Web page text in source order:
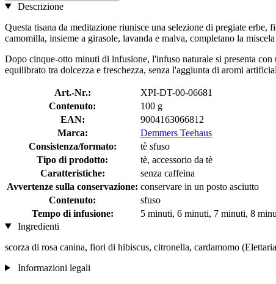
Descrizione
Questa tisana da meditazione riunisce una selezione di pregiate
camomilla, insieme a girasole, lavanda e malva, completano la
Dopo cinque-otto minuti di infusione, l'infuso naturale si presenta
equilibrato tra dolcezza e freschezza, senza l'aggiunta di aromi
Art.-Nr.:
XPI-DT-00-06681
Contenuto:
100 g
EAN:
9004163066812
Marca:
Demmers Teehaus
Consistenza/formato:
tè sfuso
Tipo di prodotto:
tè, accessorio da tè
Caratteristiche:
senza caffeina
Avvertenze sulla conservazione: conservare in un posto asciutto
Contenuto:
sfuso
Tempo di infusione:
5 minuti, 6 minuti, 7 minuti, 8
Ingredienti
scorza di rosa canina, fiori di hibiscus, citronella, cardamomo
Informazioni legali